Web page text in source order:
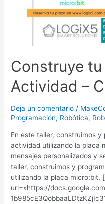
Construye
Actividad –
Deja un comentario /
Programación, Robótica,
En este taller, construimos
actividad utilizando la placa
mensajes personalizados y
taller, construimos y
utilizando la placa micro:bit.
url=»https://